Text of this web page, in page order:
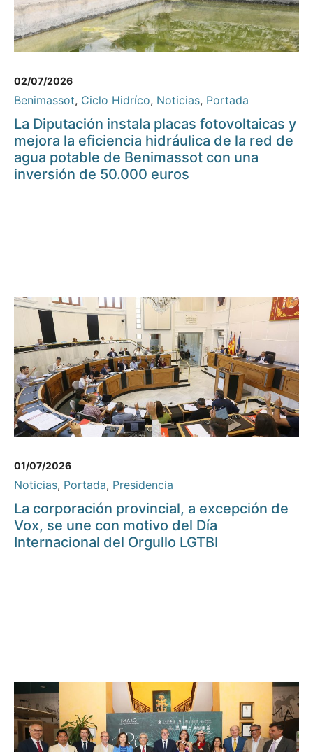
02/07/2026
Benimassot, Ciclo Hidríco, Noticias, Portada
La Diputación instala placas fotovoltaicas y
mejora la eficiencia hidráulica de la red de
agua potable de Benimassot con una
inversión de 50.000 euros
01/07/2026
Noticias, Portada, Presidencia
La corporación provincial, a excepción de
Vox, se une con motivo del Día
Internacional del Orgullo LGTBI